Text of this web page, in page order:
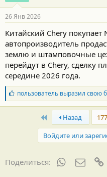
26 Янв 2026
Китайский Chery
автопроизводитель
землю и штамповочные
перейдут в Chery, сделку
середине 2026 года.
Б
л
а
о
пользовательвыразил свою
First Назад
Войдите или
Поделиться: WhatsApp